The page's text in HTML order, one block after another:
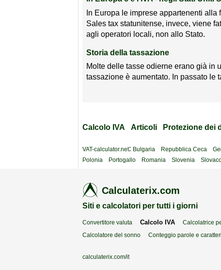
In Europa le imprese appartenenti
Sales tax statunitense, invece, viene
agli operatori locali, non allo Stato.
Storia della tassazione
Molte delle tasse odierne erano già in
tassazione è aumentato. In passato le
Calcolo IVA Articoli Protezione dei
VAT-calculator.net: Bulgaria Repubblica Ceca
Polonia
Portogallo Romania Slovenia
Calculaterix.com
Siti e calcolatori per tutti i giorni
Convertitore valuta Calcolo IVA Calcolatrice
Calcolatore del sonno
Conteggio parole e caratteri
calculaterix.com/it